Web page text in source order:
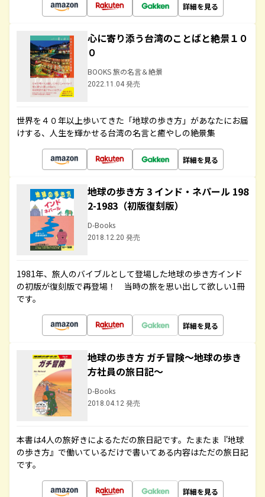
詳細を見る
心に寄り添う台湾のことばと絶景１０
０
BOOKS 旅の名言＆絶景
2022.11.04 発売
世界を４０年以上歩いてきた「地球の歩き方」があなたにお届
けする、人生を輝かせる台湾の名言と癒やしの絶景集
詳細を見る
地球の歩き方 3 インド・ネパール 198
2-1983（初版復刻版）
D-Books
2018.12.20 発売
1981年、旅人のバイブルとして登場した地球の歩き方インド
の初版が復刻版で再登場！ 当時の旅を思い出して欲しい1冊
です。
詳細を見る
地球の歩き方 ガチ冒険～地球の歩き
方社員の旅日記～
D-Books
2018.04.12 発売
本書は4人の旅好きによるただの旅日記です。たまたま『地球
の歩き方』で働いているだけで書いてある内容はただの旅日記
です。
詳細を見る